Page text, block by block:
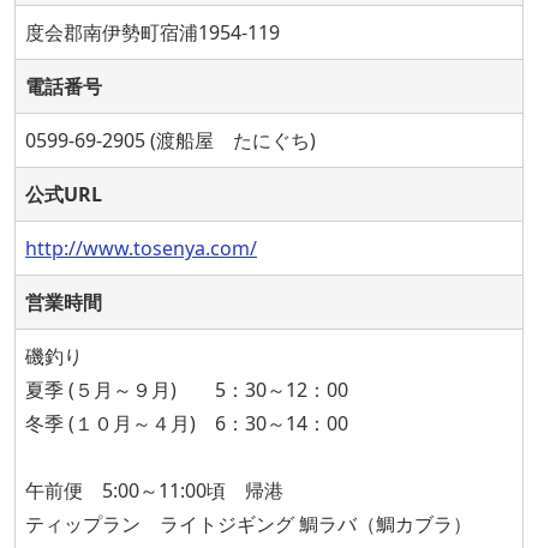
度会郡南伊勢町宿浦1954-119
電話番号
0599-69-2905 (渡船屋 たにぐち)
公式URL
http://www.tosenya.com/
営業時間
磯釣り
夏季 (５月～９月) 5：30～12：00
冬季 (１０月～４月) 6：30～14：00
午前便 5:00～11:00頃 帰港
ティップラン ライトジギング 鯛ラバ（鯛カブラ）